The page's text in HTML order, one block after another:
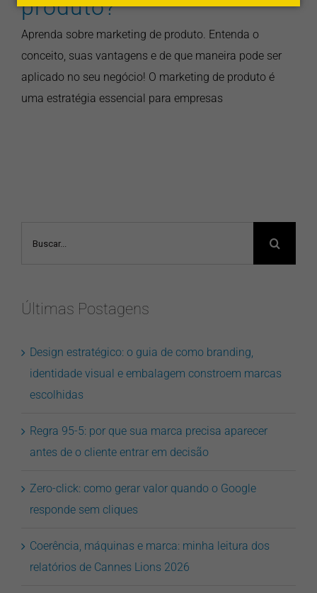
produto?
Aprenda sobre marketing de produto. Entenda o
conceito, suas vantagens e de que maneira pode ser
aplicado no seu negócio! O marketing de produto é
uma estratégia essencial para empresas
Últimas Postagens
Design estratégico: o guia de como branding,
identidade visual e embalagem constroem marcas
escolhidas
Regra 95-5: por que sua marca precisa aparecer
antes de o cliente entrar em decisão
Zero-click: como gerar valor quando o Google
responde sem cliques
Coerência, máquinas e marca: minha leitura dos
relatórios de Cannes Lions 2026